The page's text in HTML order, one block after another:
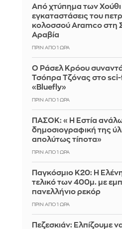
Από χτύπημα των
εγκαταστάσεις του
κολοσσού Aramco στη
Αραβία
ΠΡΙΝ ΑΠΌ 1 ΏΡΑ
Ο Ράσελ Κρόου συναντά
Τσόπρα Τζόνας στο sci-
«Bluefly»
ΠΡΙΝ ΑΠΌ 1 ΏΡΑ
ΠΑΣΟΚ: «Η Εστία
δημοσιογραφική της
απολύτως τίποτα»
ΠΡΙΝ ΑΠΌ 1 ΏΡΑ
Παγκόσμιο Κ20: Η
τελικό των 400μ. με
πανελλήνιο ρεκόρ
ΠΡΙΝ ΑΠΌ 1 ΏΡΑ
Πεζεσκιάν: Ελπίζουμε